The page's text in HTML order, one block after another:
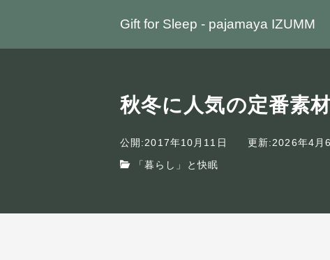
Gift for Sleep - pajamaya IZUMM
秋冬に人気の定番素
公開:2017年10月11日
更新:2026年4月
「暮らし」と快眠